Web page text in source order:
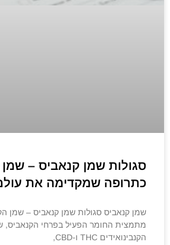
סגולות שמן קנאביס –
כתרופה שמקדימה את
שמן קנאביס סגולות שמן קנאביס – שמן
מתמצית החומר הפעיל בפרחי הקנאביס,
הקנבינואידים THC ו-CBD,